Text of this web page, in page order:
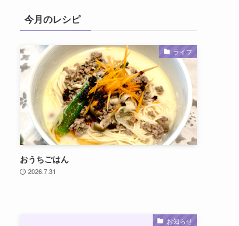
今月のレシピ
ライフ
おうちごはん
2026.7.31
お知らせ